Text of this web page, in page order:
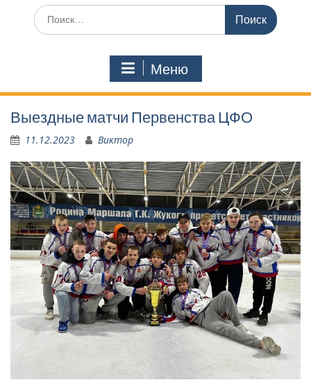
Поиск
по:
Меню
Выездные матчи Первенства ЦФО
11.12.2023 Виктор